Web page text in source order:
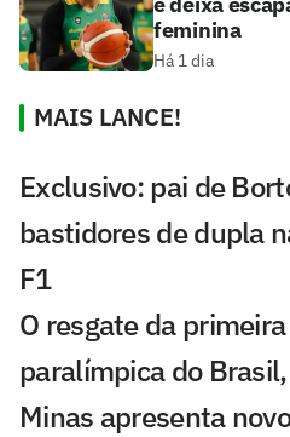
feminina
Há 1 dia
MAIS LANCE!
Exclusivo: pai de
bastidores de dupla
F1
O resgate da
paralímpica do
Minas apresenta